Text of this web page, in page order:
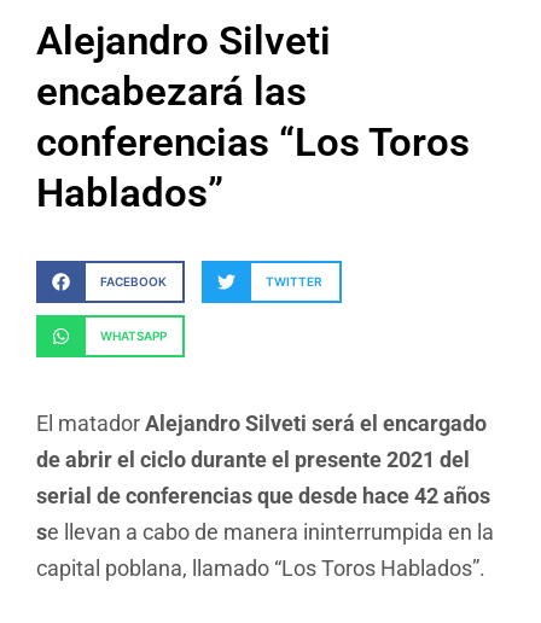
Alejandro Silveti
encabezará las
conferencias “Los Toros
Hablados”
FACEBOOK TWITTER
WHATSAPP
El matadorAlejandro Silveti será el encargado
de abrir el ciclo durante el presente 2021 del
serial de conferencias que desde hace 42 años
se llevan a cabo de manera ininterrumpida en la
capital poblana, llamado “Los Toros Hablados”.